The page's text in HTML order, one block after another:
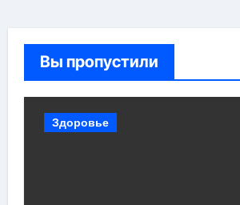
Вы пропустили
Здоровье